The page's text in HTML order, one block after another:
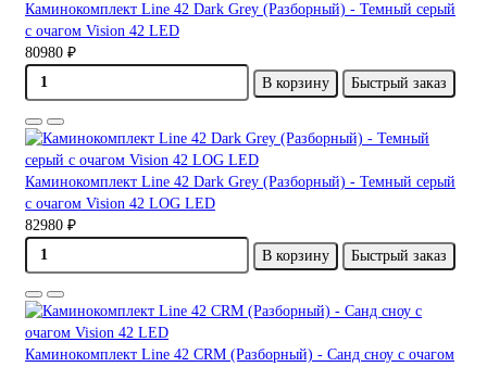
Каминокомплект Line 42 Dark Grey (Разборный) - Темный серый
с очагом Vision 42 LED
80980 ₽
В корзину
Быстрый заказ
Каминокомплект Line 42 Dark Grey (Разборный) - Темный серый
с очагом Vision 42 LOG LED
82980 ₽
В корзину
Быстрый заказ
Каминокомплект Line 42 CRM (Разборный) - Cанд сноу с очагом